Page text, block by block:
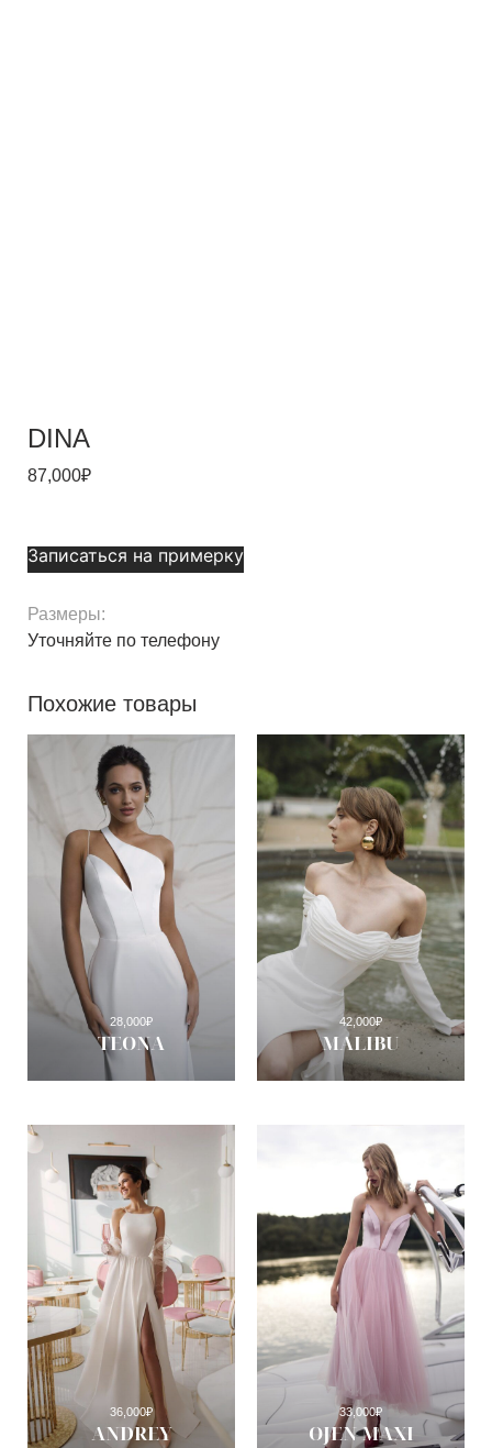
DINA
87,000₽
Записаться на примерку
Размеры:
Уточняйте по телефону
Похожие товары
TEONA
28,000₽
MALIBU
42,000₽
ANDREY
36,000₽
OJEN MAXI
33,000₽